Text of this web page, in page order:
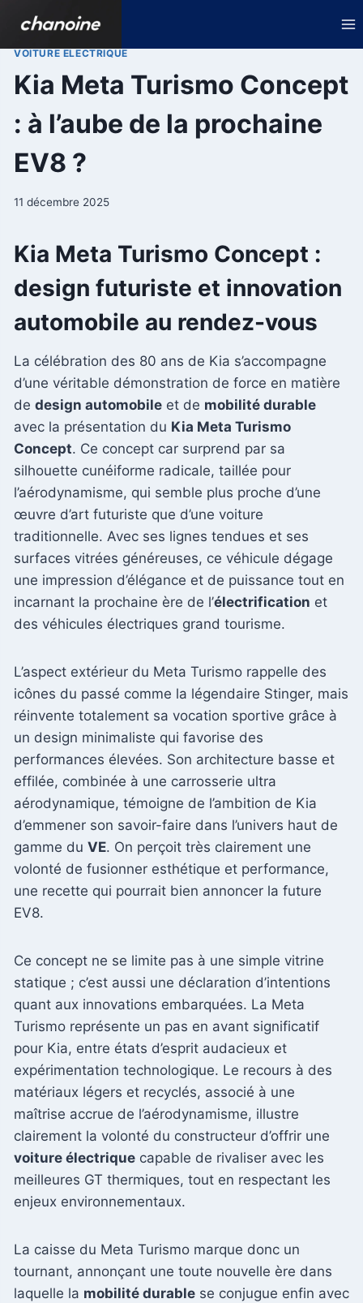
contenu
VOITURE ELECTRIQUE
Kia Meta Turismo Concept
: à l’aube de la prochaine
EV8 ?
11 décembre 2025
Kia Meta Turismo Concept :
design futuriste et innovation
automobile au rendez-vous
La célébration des 80 ans de Kia s’accompagne
d’une véritable démonstration de force en matière
de design automobile et de mobilité durable
avec la présentation du Kia Meta Turismo
Concept. Ce concept car surprend par sa
silhouette cunéiforme radicale, taillée pour
l’aérodynamisme, qui semble plus proche d’une
œuvre d’art futuriste que d’une voiture
traditionnelle. Avec ses lignes tendues et ses
surfaces vitrées généreuses, ce véhicule dégage
une impression d’élégance et de puissance tout en
incarnant la prochaine ère de l’électrification et
des véhicules électriques grand tourisme.
L’aspect extérieur du Meta Turismo rappelle des
icônes du passé comme la légendaire Stinger, mais
réinvente totalement sa vocation sportive grâce à
un design minimaliste qui favorise des
performances élevées. Son architecture basse et
effilée, combinée à une carrosserie ultra
aérodynamique, témoigne de l’ambition de Kia
d’emmener son savoir-faire dans l’univers haut de
gamme du VE. On perçoit très clairement une
volonté de fusionner esthétique et performance,
une recette qui pourrait bien annoncer la future
EV8.
Ce concept ne se limite pas à une simple vitrine
statique ; c’est aussi une déclaration d’intentions
quant aux innovations embarquées. La Meta
Turismo représente un pas en avant significatif
pour Kia, entre états d’esprit audacieux et
expérimentation technologique. Le recours à des
matériaux légers et recyclés, associé à une
maîtrise accrue de l’aérodynamisme, illustre
clairement la volonté du constructeur d’offrir une
voiture électrique capable de rivaliser avec les
meilleures GT thermiques, tout en respectant les
enjeux environnementaux.
La caisse du Meta Turismo marque donc un
tournant, annonçant une toute nouvelle ère dans
laquelle la mobilité durable se conjugue enfin avec